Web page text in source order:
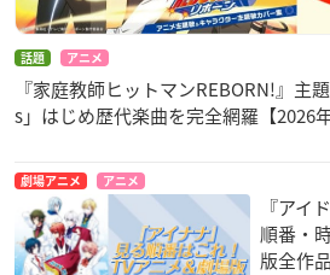
話題 アニメ
『家庭教師ヒットマンREBORN!』主
s」はじめ歴代楽曲を完全網羅【2026年
劇場アニメ アニメ
『アイ
順番・
版全作